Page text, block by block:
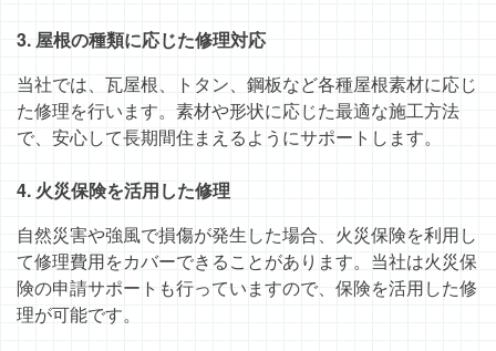
3. 屋根の種類に応じた修理対応
当社では、瓦屋根、トタン、鋼板など各種屋根素材に応じ
た修理を行います。素材や形状に応じた最適な施工方法
で、安心して長期間住まえるようにサポートします。
4. 火災保険を活用した修理
自然災害や強風で損傷が発生した場合、火災保険を利用し
て修理費用をカバーできることがあります。当社は火災保
険の申請サポートも行っていますので、保険を活用した修
理が可能です。